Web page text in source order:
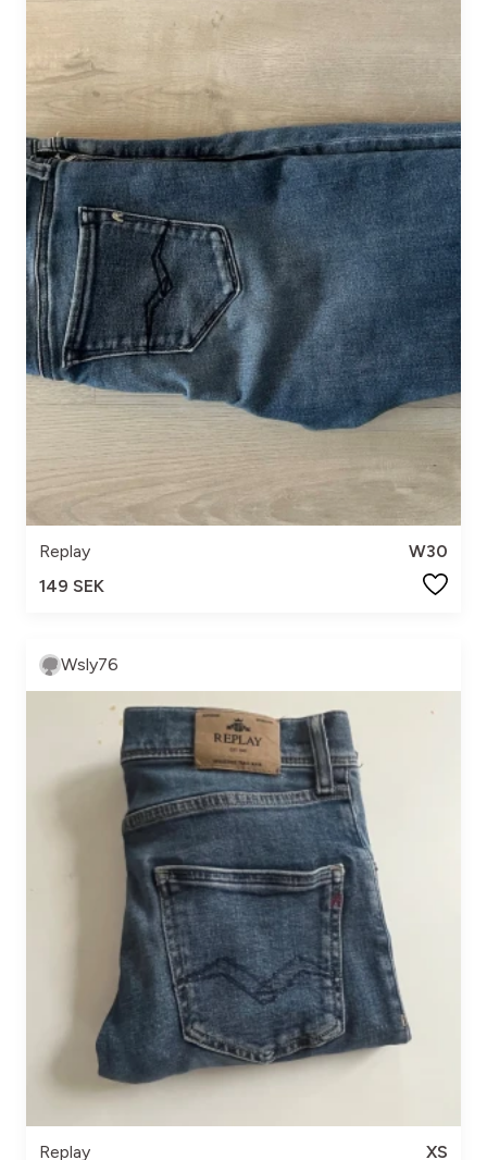
Replay
W30
149 SEK
Wsly76
Replay
XS